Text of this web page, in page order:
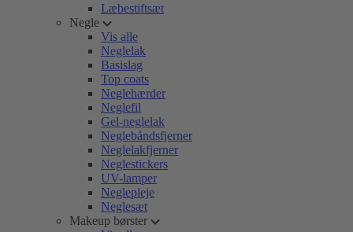
Læbestiftsæt
Negle
Vis alle
Neglelak
Basislag
Top coats
Neglehærder
Neglefil
Gel-neglelak
Neglebåndsfjerner
Neglelakfjerner
Neglestickers
UV-lamper
Neglepleje
Neglesæt
Makeup børster